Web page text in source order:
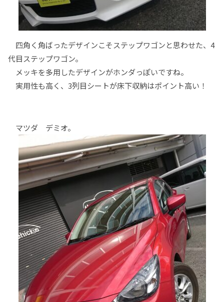
四角く角ばったデザインこそステップワゴンと思わせた、4
代目ステップワゴン。
メッキを多用したデザインがホンダっぽいですね。
実用性も高く、3列目シートが床下収納はポイント高い！
マツダ デミオ。